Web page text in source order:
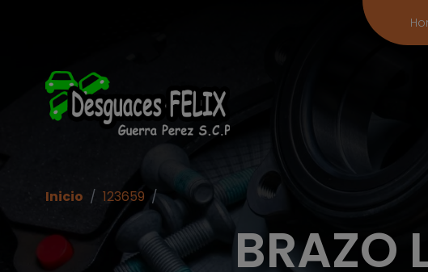
BRAZO
Inicio / 123659 /